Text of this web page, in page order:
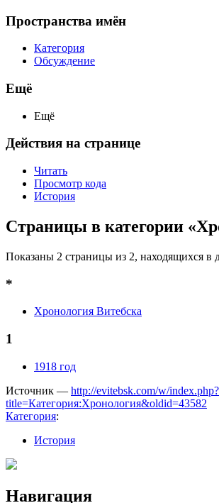
Пространства имён
Категория
Обсуждение
Ещё
Ещё
Действия на странице
Читать
Просмотр кода
История
Страницы в категории
Показаны 2 страницы из 2, находящихся в
*
Хронология Витебска
1
1918 год
Источник — http://evitebsk.com/w/index.php?
title=Категория:Хронология&oldid=43582
Категория:
История
Навигация